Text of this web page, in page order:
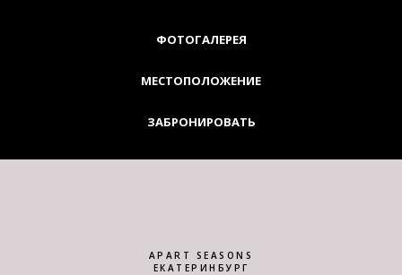
ФОТОГАЛЕРЕЯ
МЕСТОПОЛОЖЕНИЕ
ЗАБРОНИРОВАТЬ
APART SEASONS
ЕКАТЕРИНБУРГ